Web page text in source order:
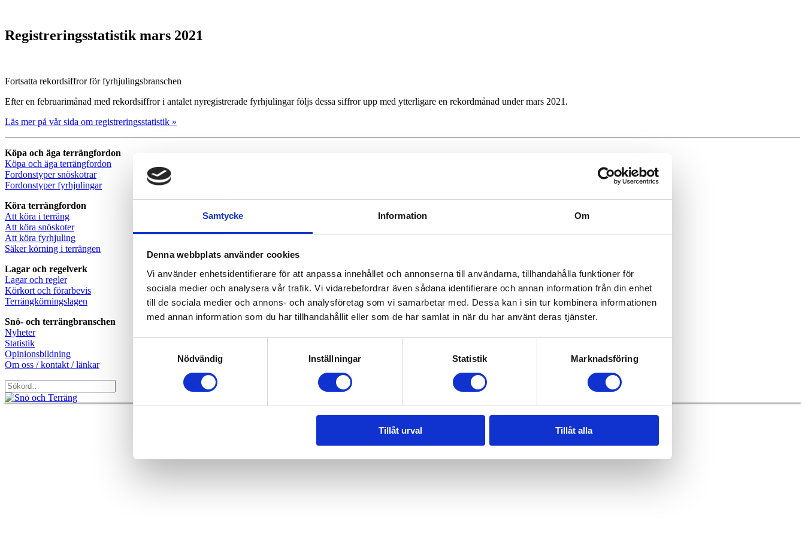
Samtycke Information Om
Denna webbplats använder cookies
Vi använder enhetsidentifierare för att anpassa innehållet och annonserna till användarna, tillhandahålla funktioner för
sociala medier och analysera vår trafik. Vi vidarebefordrar även sådana identifierare och annan information från din enhet
till de sociala medier och annons- och analysföretag som vi samarbetar med. Dessa kan i sin tur kombinera informationen
med annan information som du har tillhandahållit eller som de har samlat in när du har använt deras tjänster.
Nödvändig
Inställningar Statistik Marknadsföring
Tillåt urval Tillåt alla
Registreringsstatistik mars 2021
Fortsatta rekordsiffror för fyrhjulingsbranschen
Efter en februarimånad med rekordsiffror i antalet nyregistrerade fyrhjulingar följs dessa siffror upp med ytterligare en rekordmånad under mars 2021.
Läs mer på vår sida om registreringsstatistik »
Köpa och äga terrängfordon
Köpa och äga terrängfordon
Fordonstyper snöskotrar
Fordonstyper fyrhjulingar
Köra terrängfordon
Att köra i terräng
Att köra snöskoter
Att köra fyrhjuling
Säker körning i terrängen
Lagar och regelverk
Lagar och regler
Körkort och förarbevis
Terrängkörningslagen
Snö- och terrängbranschen
Nyheter
Statistik
Opinionsbildning
Om oss / kontakt / länkar